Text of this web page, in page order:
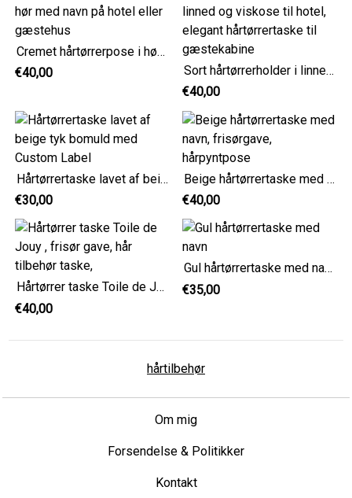
Cremet hårtørrerpose i hør med navn på hotel eller gæstehus
€40,00
Sort hårtørrerholder i linned og viskose til hotel, elegant hårtørrertaske til gæstekabine
€40,00
Hårtørrertaske lavet af beige tyk bomuld med Custom Label
€30,00
Beige hårtørrertaske med navn, frisørgave, hårpyntpose
€40,00
Hårtørrer taske Toile de Jouy , frisør gave, hår tilbehør taske,
€40,00
Gul hårtørrertaske med navn
€35,00
hårtilbehør
Om mig
Forsendelse & Politikker
Kontakt